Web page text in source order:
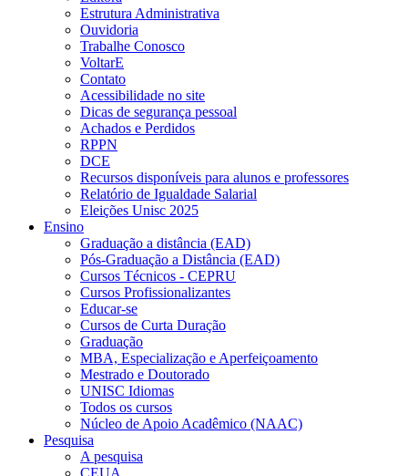
Estrutura Administrativa
Ouvidoria
Trabalhe Conosco
VoltarE
Contato
Acessibilidade no site
Dicas de segurança pessoal
Achados e Perdidos
RPPN
DCE
Recursos disponíveis para alunos e professores
Relatório de Igualdade Salarial
Eleições Unisc 2025
Ensino
Graduação a distância (EAD)
Pós-Graduação a Distância (EAD)
Cursos Técnicos - CEPRU
Cursos Profissionalizantes
Educar-se
Cursos de Curta Duração
Graduação
MBA, Especialização e Aperfeiçoamento
Mestrado e Doutorado
UNISC Idiomas
Todos os cursos
Núcleo de Apoio Acadêmico (NAAC)
Pesquisa
A pesquisa
CEUA